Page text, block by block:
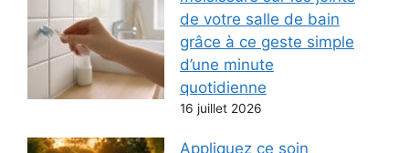
de votre salle de bain
grâce à ce geste simple
d’une minute
quotidienne
16 juillet 2026
Appliquez ce soin